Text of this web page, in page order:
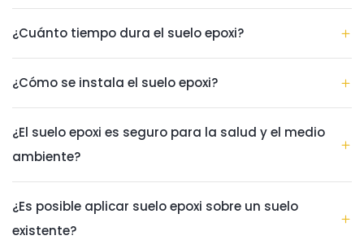
¿Cuánto tiempo dura el suelo epoxi?
¿Cómo se instala el suelo epoxi?
¿El suelo epoxi es seguro para la salud y el medio
ambiente?
¿Es posible aplicar suelo epoxi sobre un suelo
existente?